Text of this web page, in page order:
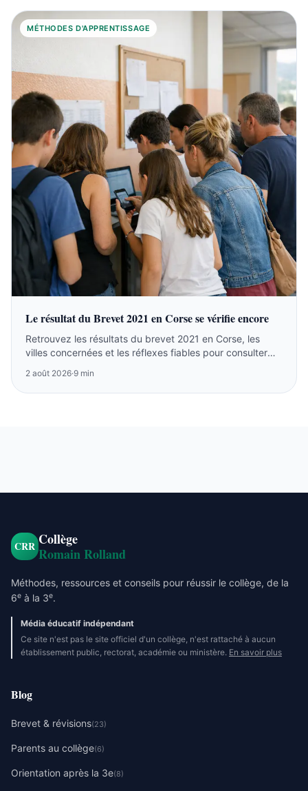
MÉTHODES D'APPRENTISSAGE
Le résultat du Brevet 2021 en Corse se vérifie encore
Retrouvez les résultats du brevet 2021 en Corse, les
villes concernées et les réflexes fiables pour consulter
2 août 2026·9 min
CRR Collège
Romain Rolland
Méthodes, ressources et conseils pour réussir le collège, de la
6e à la 3e.
Média éducatif indépendant
Ce site n'est pas le site officiel d'un collège, n'est rattaché à aucun
établissement public, rectorat, académie ou ministère. En savoir plus
Blog
Brevet & révisions(23)
Parents au collège(6)
Orientation après la 3e(8)